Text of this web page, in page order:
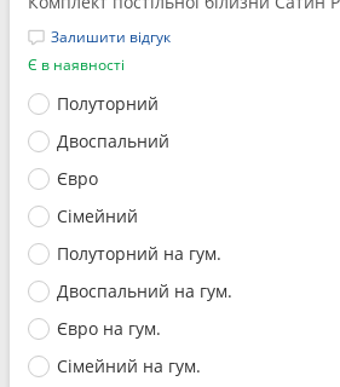
Залишити відгук
Є в наявності
Полуторний
Двоспальний
Євро
Сімейний
Полуторний на гум.
Двоспальний на гум.
Євро на гум.
Сімейний на гум.